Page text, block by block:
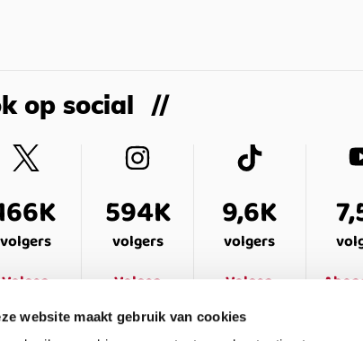
website maakt gebruik van cookies
op social
volgers
Volgen
594K
volgers
Volgen
9,6K
volgers
Volgen